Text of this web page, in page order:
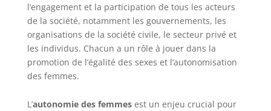
l’engagement et la participation de tous les acteurs
de la société, notamment les gouvernements, les
organisations de la société civile, le secteur privé et
les individus. Chacun a un rôle à jouer dans la
promotion de l’égalité des sexes et l’autonomisation
des femmes.
L’autonomie des femmesest un enjeu crucial pour